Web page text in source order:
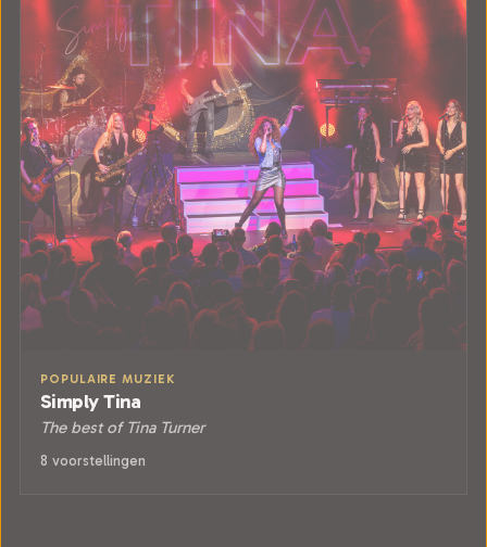
POPULAIRE MUZIEK
Simply Tina
The best of Tina Turner
8 voorstellingen